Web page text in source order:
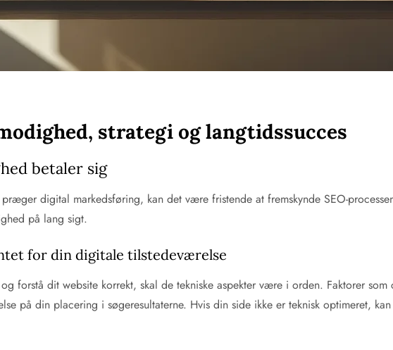
strategi og langtidssucces
betaler sig
digital markedsføring, kan det være fristende at fremskynde SEO-
på lang sigt.
for din digitale tilstedeværelse
forstå dit website korrekt, skal de tekniske aspekter være i orden. Faktorer
på din placering i søgeresultaterne. Hvis din side ikke er teknisk optimeret,